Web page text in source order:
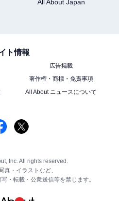
All About Japan
ト情報
広告掲載
著作権・商標・免責事項
All About ニュースについて
Inc. All rights reserved.
真・イラストなど、
・転載・公衆送信等を禁じます。